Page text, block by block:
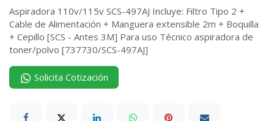
Aspiradora 110v/115v SCS-497AJ Incluye: Filtro Tipo 2 +
Cable de Alimentación + Manguera extensible 2m + Boquilla
+ Cepillo [SCS - Antes 3M] Para uso Técnico aspiradora de
toner/polvo [737730/SCS-497AJ]
Solicita Cotización